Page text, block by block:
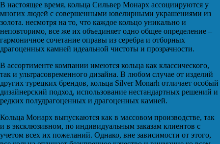
В настоящее время, кольца Сильвер Монарх ассоциируются у
многих людей с совершенными ювелирными украшениями из
золота. несмотря на то, что каждое кольцо уникально и
неповторимо, все же их объединяет одно общее определение –
гармоничное сочетание оправы из серебра и отборных
драгоценных камней идеальной чистоты и прозрачности.
В ассортименте компании имеются кольца как классического,
так и ультрасовременного дизайна. В любом случае от изделий
других турецких брендов, кольца Silver Monarh отличает особый
дизайнерский подход, использование нестандартных решений и
редких полудрагоценных и драгоценных камней.
Кольца Монарх выпускаются как в массовом производстве, так
и в эксклюзивном, по индивидуальным заказам клиентов с
учетом всех их пожеланий. Однако, вне зависимости от этого,